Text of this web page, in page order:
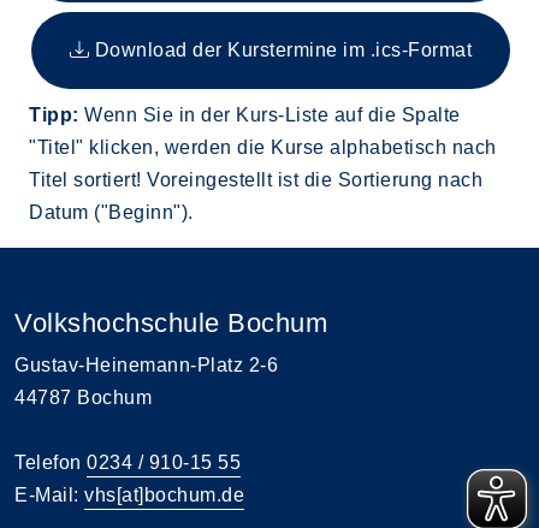
Download der Kurstermine im .ics-Format
Tipp: Wenn Sie in der Kurs-Liste auf die Spalte
"Titel" klicken, werden die Kurse alphabetisch nach
Titel sortiert! Voreingestellt ist die Sortierung nach
Datum ("Beginn").
Volkshochschule Bochum
Gustav-Heinemann-Platz 2-6
44787 Bochum
Telefon 0234 / 910-15 55
E-Mail: vhs[at]bochum.de